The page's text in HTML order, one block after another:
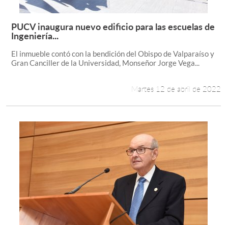
Leer más +
PUCV inaugura nuevo edificio para las escuelas de
Ingeniería...
El inmueble contó con la bendición del Obispo de Valparaíso y
Gran Canciller de la Universidad, Monseñor Jorge Vega...
Martes 12 de abril de 2022